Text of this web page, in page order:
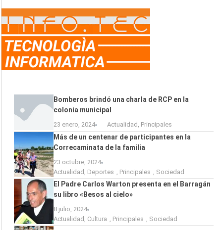
Bomberos brindó una charla de RCP en la
colonia municipal
23 enero, 2024 Actualidad , Principales
Más de un centenar de participantes en la
Correcaminata de la familia
23 octubre, 2024
Actualidad , Deportes , Principales , Sociedad
El Padre Carlos Warton presenta en el Barragán
su libro «Besos al cielo»
8 julio, 2024
Actualidad , Cultura , Principales , Sociedad